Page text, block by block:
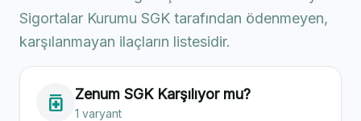
Sigortalar Kurumu SGK tarafından ödenmeyen,
karşılanmayan ilaçların listesidir.
medication Zenum SGK Karşılıyor mu?
1 varyant